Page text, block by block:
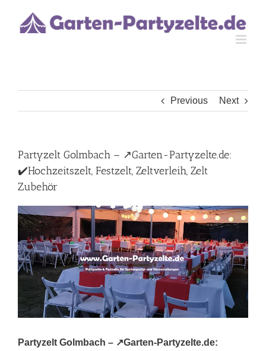
content
Previous Next
Partyzelt Golmbach – ↗️Garten-Partyzelte.de:
✔️Hochzeitszelt, Festzelt, Zeltverleih, Zelt
Zubehör
Partyzelt Golmbach – ↗️Garten-Partyzelte.de: